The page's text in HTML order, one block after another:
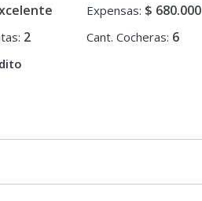
Expensas: $ 680.000
2 Cant. Cocheras: 6